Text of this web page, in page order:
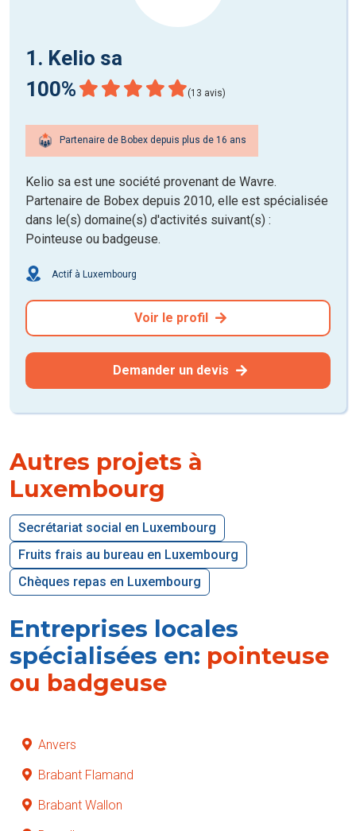
1. Kelio sa
100%
(13 avis)
Partenaire de Bobex depuis plus de 16 ans
Kelio sa est une société provenant de Wavre.
Partenaire de Bobex depuis 2010, elle est spécialisée
dans le(s) domaine(s) d'activités suivant(s) :
Pointeuse ou badgeuse.
Actif à Luxembourg
Voir le profil
Demander un devis
Autres projets à
Luxembourg
Secrétariat social en Luxembourg
Fruits frais au bureau en Luxembourg
Chèques repas en Luxembourg
Entreprises locales
spécialisées en: pointeuse
ou badgeuse
Anvers
Brabant Flamand
Brabant Wallon